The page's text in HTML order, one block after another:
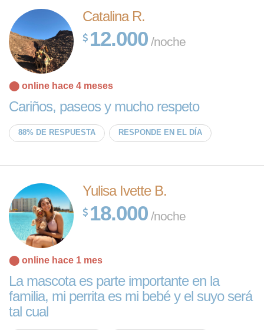
Catalina R.
12.000 /noche
⬤ online hace 4 meses
Cariños, paseos y mucho respeto
88% DE RESPUESTA RESPONDE EN EL DÍA
Yulisa Ivette B.
18.000 /noche
⬤ online hace 1 mes
La mascota es parte importante en la
familia, mi perrita es mi bebé y el suyo será
tal cual